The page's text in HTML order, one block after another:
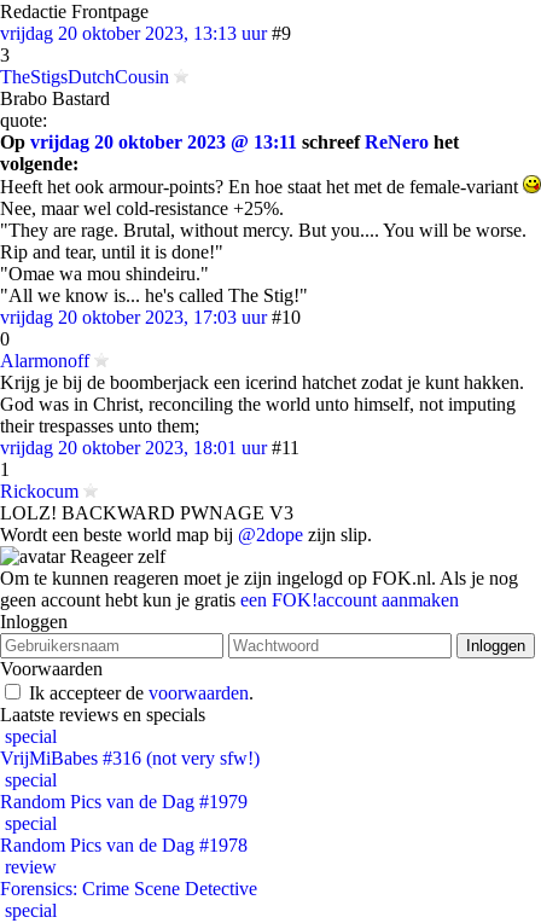
Redactie Frontpage
vrijdag 20 oktober 2023, 13:13 uur #9
3
TheStigsDutchCousin
Brabo Bastard
quote:
Op vrijdag 20 oktober 2023 @ 13:11 schreefReNero het
volgende:
Heeft het ook armour-points? En hoe staat het met de female-variant
Nee, maar wel cold-resistance +25%.
"They are rage. Brutal, without mercy. But you.... You will be worse.
Rip and tear, until it is done!"
"Omae wa mou shindeiru."
"All we know is... he's called The Stig!"
vrijdag 20 oktober 2023, 17:03 uur #10
0
Alarmonoff
Krijg je bij de boomberjack een icerind hatchet zodat je kunt hakken.
God was in Christ, reconciling the world unto himself, not imputing
their trespasses unto them;
vrijdag 20 oktober 2023, 18:01 uur #11
1
Rickocum
LOLZ! BACKWARD PWNAGE V3
Wordt een beste world map bij @2dope zijn slip.
Reageer zelf
Om te kunnen reageren moet je zijn ingelogd op FOK.nl. Als je nog
geen account hebt kun je gratis een FOK!account aanmaken
Inloggen
Voorwaarden
Ik accepteer de voorwaarden.
Laatste reviews en specials
special
VrijMiBabes #316 (not very sfw!)
special
Random Pics van de Dag #1979
special
Random Pics van de Dag #1978
review
Forensics: Crime Scene Detective
special